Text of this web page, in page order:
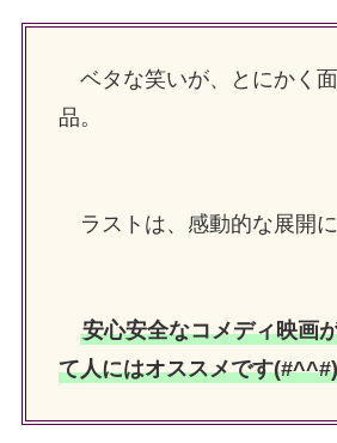
ベタな笑いが、とにかく
品。
ラストは、感動的な展開
安心安全なコメディ映画
て人にはオススメです